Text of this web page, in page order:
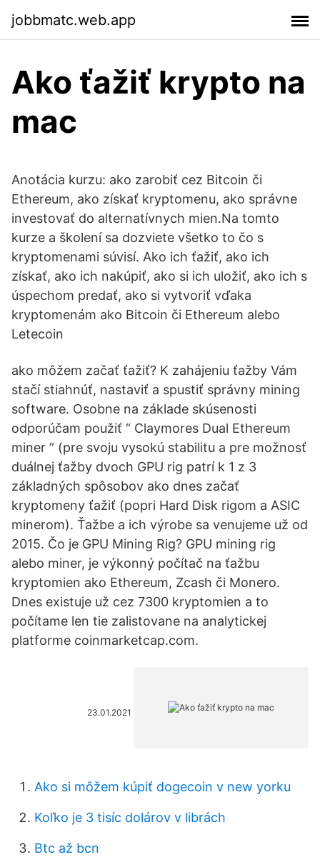
jobbmatc.web.app
Ako ťažiť krypto na
mac
Anotácia kurzu: ako zarobiť cez Bitcoin či
Ethereum, ako získať kryptomenu, ako správne
investovať do alternatívnych mien.Na tomto
kurze a školení sa dozviete všetko to čo s
kryptomenami súvisí. Ako ich ťažiť, ako ich
získať, ako ich nakúpiť, ako si ich uložiť, ako ich s
úspechom predať, ako si vytvoriť vďaka
kryptomenám ako Bitcoin či Ethereum alebo
Letecoin
ako môžem začať ťažiť? K zahájeniu ťažby Vám
stačí stiahnúť, nastaviť a spustiť správny mining
software. Osobne na základe skúsenosti
odporúčam použiť “ Claymores Dual Ethereum
miner ” (pre svoju vysokú stabilitu a pre možnosť
duálnej ťažby dvoch GPU rig patrí k 1 z 3
základných spôsobov ako dnes začať
kryptomeny ťažiť (popri Hard Disk rigom a ASIC
minerom). Ťažbe a ich výrobe sa venujeme už od
2015. Čo je GPU Mining Rig? GPU mining rig
alebo miner, je výkonný počítač na ťažbu
kryptomien ako Ethereum, Zcash či Monero.
Dnes existuje už cez 7300 kryptomien a to
počítame len tie zalistovane na analytickej
platforme coinmarketcap.com.
23.01.2021
Ako si môžem kúpiť dogecoin v new yorku
Koľko je 3 tisíc dolárov v librách
Btc až bcn